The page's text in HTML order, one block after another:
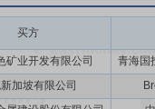
不构成《上市公司重
投产后,(1)中色锌业危
买方
矿业开发有限公司
青海国
加坡有限公司